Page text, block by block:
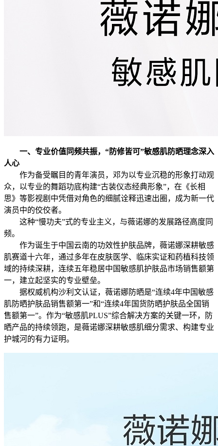
一、专业价值同频共振， “防修皆可”敏感肌防晒理念深入
人心
作为备受瞩目的青年演员，邓为以专业沉稳的形象打动观
众，以专业的舞蹈功底构建“古装仪态经典形象”，在《长相
思》等影视剧中凭借对角色的细腻诠释迅速出圈，成为新一代
演员中的佼佼者。
这种“慢功夫”式的专业主义，与薇诺娜的发展路径高度同
频。
作为诞生于中国云南的功效性护肤品牌，薇诺娜深耕敏感
肌赛道十六年，通过多年在皮肤医学、临床实证和药植科技领
域的持续深耕，连续五年稳居中国敏感肌护肤品市场销售额第
一，建立起坚实的专业壁垒。
据权威机构沙利文认证，薇诺娜防晒是“连续4年中国敏感
肌防晒护肤品销售额第一”和“连续4年国货防晒护肤品全国销
售额第一”。作为“敏感肌PLUS”综合解决方案的关键一环，防
晒产品的持续领跑，是薇诺娜深耕敏感肌细分需求、构建专业
护城河的有力证明。